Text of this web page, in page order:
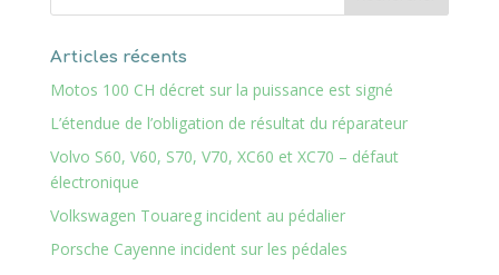
Articles récents
Motos 100 CH décret sur la puissance est signé
L’étendue de l’obligation de résultat du réparateur
Volvo S60, V60, S70, V70, XC60 et XC70 – défaut
électronique
Volkswagen Touareg incident au pédalier
Porsche Cayenne incident sur les pédales